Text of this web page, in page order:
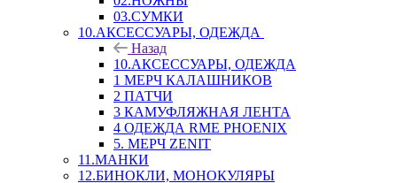
03.СУМКИ
10.АКСЕССУАРЫ, ОДЕЖДА
Назад
10.АКСЕССУАРЫ, ОДЕЖДА
1 МЕРЧ КАЛАШНИКОВ
2 ПАТЧИ
3 КАМУФЛЯЖНАЯ ЛЕНТА
4 ОДЕЖДА RME PHOENIX
5. МЕРЧ ZENIT
11.МАНКИ
12.БИНОКЛИ, МОНОКУЛЯРЫ